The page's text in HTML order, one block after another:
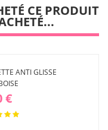
d'enviesCE PRODUIT
ANTI GLISSE
€